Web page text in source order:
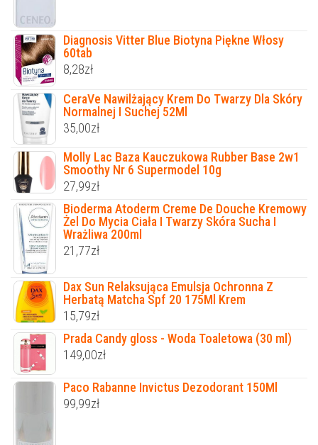
Diagnosis Vitter Blue Biotyna Piękne Włosy
60tab
8,28zł
CeraVe Nawilżający Krem Do Twarzy Dla Skóry
Normalnej I Suchej 52Ml
35,00zł
Molly Lac Baza Kauczukowa Rubber Base 2w1
Smoothy Nr 6 Supermodel 10g
27,99zł
Bioderma Atoderm Creme De Douche Kremowy
Żel Do Mycia Ciała I Twarzy Skóra Sucha I
Wrażliwa 200ml
21,77zł
Dax Sun Relaksująca Emulsja Ochronna Z
Herbatą Matcha Spf 20 175Ml Krem
15,79zł
Prada Candy gloss - Woda Toaletowa (30 ml)
149,00zł
Paco Rabanne Invictus Dezodorant 150Ml
99,99zł